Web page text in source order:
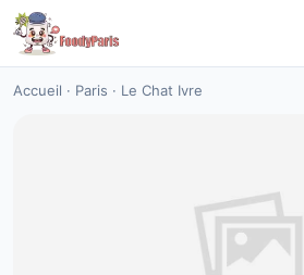
Accueil · Paris · Le Chat Ivre